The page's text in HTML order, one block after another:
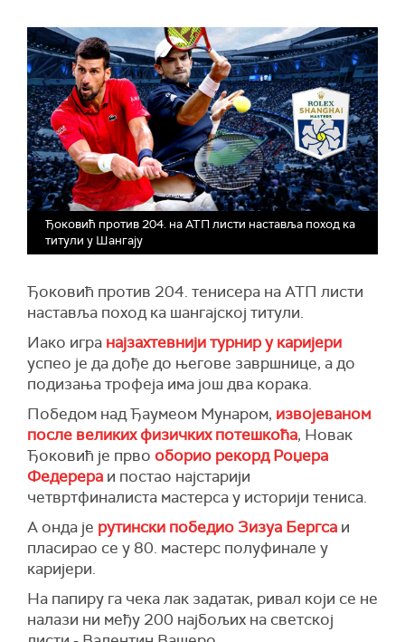
Ђоковић против 204. на АТП листи наставља поход ка
титули у Шангају
Ђоковић против 204. тенисера на АТП листи
наставља поход ка шангајској титули.
Иако игра најзахтевнији турнир у каријери
успео је да дође до његове завршнице, а до
подизања трофеја има још два корака.
Победом над Ђаумеом Мунаром, извојеваном
после великих физичких потешкоћа, Новак
Ђоковић је прво оборио рекорд Роџера
Федерера и постао најстарији
четвртфиналиста мастерса у историји тениса.
А онда је рутински победио Зизуа Бергса и
пласирао се у 80. мастерс полуфинале у
каријери.
На папиру га чека лак задатак, ривал који се не
налази ни међу 200 најбољих на светској